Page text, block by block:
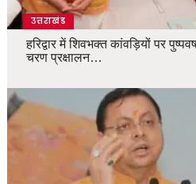
उत्तराखंड
हरिद्वार में शिवभक्त कांवड़ियों पर
चरण प्रक्षालन…